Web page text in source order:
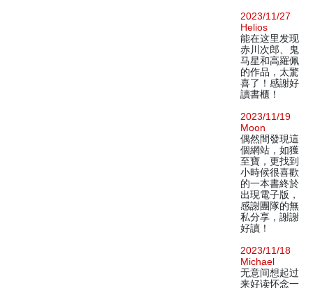
2023/11/27
Helios
能在这里发现
赤川次郎、鬼
马星和高羅佩
的作品，太驚
喜了！感謝好
讀書櫃！
2023/11/19
Moon
偶然間發現這
個網站，如獲
至寶，更找到
小時候很喜歡
的一本書終於
出現電子版，
感謝團隊的無
私分享，謝謝
好讀！
2023/11/18
Michael
无意间想起过
来好读怀念一